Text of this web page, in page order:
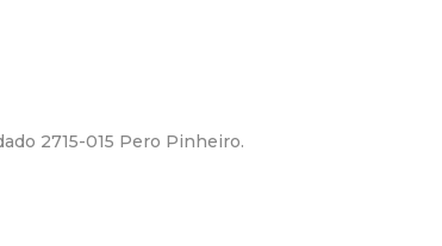
2715-015 Pero Pinheiro.